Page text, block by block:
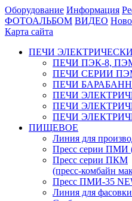
Оборудование Информация
ФОТОАЛЬБОМ ВИДЕО
Карта сайта
ПЕЧИ
ПЕЧИ ПЭК-8, ПЭМ-
ПЕЧИ СЕРИИ
ПЕЧИ
ПЕЧИ
ПЕЧИ
ПЕЧИ
ПИЩЕВОЕ
Линия для
Пресс серии ПМИ
Пресс серии ПКМ
(пресс-комбайн
Пресс ПМИ-35
Линия для